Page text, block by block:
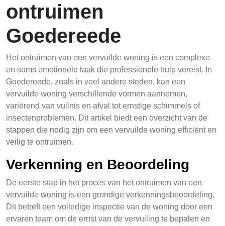
ontruimen
Goedereede
Het ontruimen van een vervuilde woning is een complexe
en soms emotionele taak die professionele hulp vereist. In
Goedereede, zoals in veel andere steden, kan een
vervuilde woning verschillende vormen aannemen,
variërend van vuilnis en afval tot ernstige schimmels of
insectenproblemen. Dit artikel biedt een overzicht van de
stappen die nodig zijn om een vervuilde woning efficiënt en
veilig te ontruimen.
Verkenning en Beoordeling
De eerste stap in het proces van het ontruimen van een
vervuilde woning is een grondige verkenningsbeoordeling.
Dit betreft een volledige inspectie van de woning door een
ervaren team om de ernst van de vervuiling te bepalen en